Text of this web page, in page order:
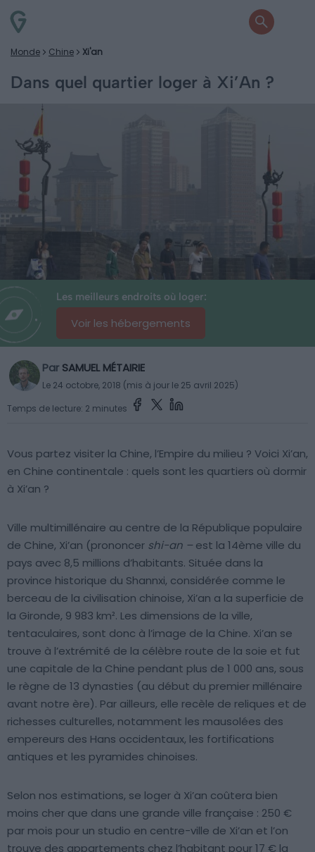
Monde Chine Xi'an
Dans quel quartier loger à Xi’An ?
Les meilleurs endroits où loger:
Voir les hébergements
Par SAMUEL MÉTAIRIE
Le 24 octobre, 2018 (mis à jour le 25 avril 2025)
Temps de lecture: 2 minutes
Vous partez visiter la Chine, l’Empire du milieu ? Voici Xi’an,
en Chine continentale : quels sont les quartiers où dormir
à Xi’an ?
Ville multimillénaire au centre de la République populaire
de Chine, Xi’an (prononcer shi-an – est la 14ème ville du
pays avec 8,5 millions d’habitants. Située dans la
province historique du Shannxi, considérée comme le
berceau de la civilisation chinoise, Xi’an a la superficie de
la Gironde, 9 983 km². Les dimensions de la ville,
tentaculaires, sont donc à l’image de la Chine. Xi’an se
trouve à l’extrémité de la célèbre route de la soie et fut
une capitale de la Chine pendant plus de 1 000 ans, sous
le règne de 13 dynasties (au début du premier millénaire
avant notre ère). Par ailleurs, elle recèle de reliques et de
richesses culturelles, notamment les mausolées des
empereurs des Hans occidentaux, les fortifications
antiques et les pyramides chinoises.
Selon nos estimations, se loger à Xi’an coûtera bien
moins cher que dans une grande ville française : 250 €
par mois pour un studio en centre-ville de Xi’an et l’on
trouve des appartements chez l’habitant pour 17 € la